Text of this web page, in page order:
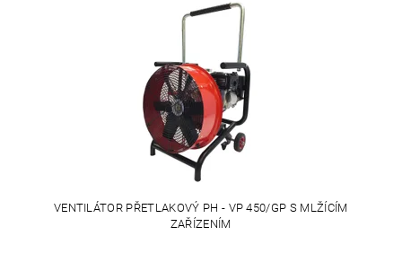
VENTILÁTOR PŘETLAKOVÝ PH - VP 450/GP S MLŽÍCÍM
ZAŘÍZENÍM